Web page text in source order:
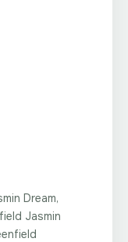
Dream,
Jasmin